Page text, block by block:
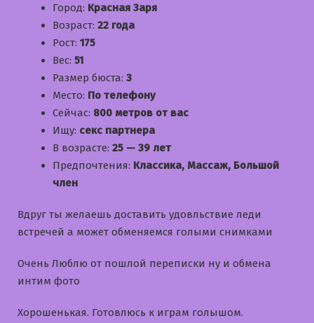
Город: Красная Заря
Возраст: 22 года
Рост: 175
Вес: 51
Размер бюста: 3
Место: По телефону
Сейчас: 800 метров от вас
Ищу: секс партнера
В возрасте: 25 — 39 лет
Предпочтения: Классика, Массаж, Большой
член
Вдруг ты желаешь доставить удовльствие леди
встречей а может обменяемся голыми снимками
Очень Люблю от пошлой переписки ну и обмена
интим фото
Хорошенькая. Готовлюсь к играм голышом.